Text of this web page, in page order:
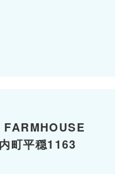
FARMHOUSE
町平穏1163